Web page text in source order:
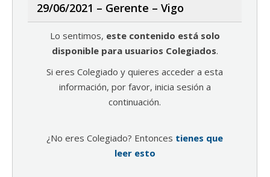
29/06/2021 – Gerente – Vigo
Lo sentimos, este contenido está solo
disponible para usuarios Colegiados.
Si eres Colegiado y quieres acceder a esta
información, por favor, inicia sesión a
continuación.
¿No eres Colegiado? Entonces tienes que
leer esto